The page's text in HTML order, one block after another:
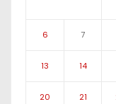
6 7
13 14
20 21